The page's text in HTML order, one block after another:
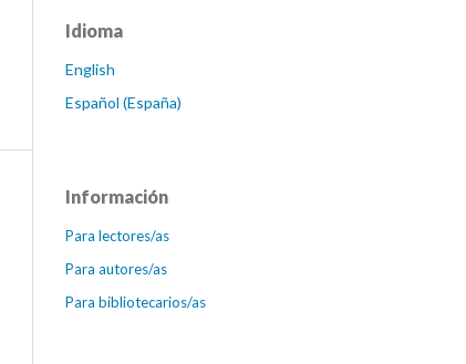
Idioma
English
Español (España)
Información
Para lectores/as
Para autores/as
Para bibliotecarios/as